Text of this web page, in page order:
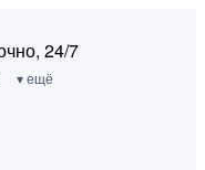
24/7
▾ ещё